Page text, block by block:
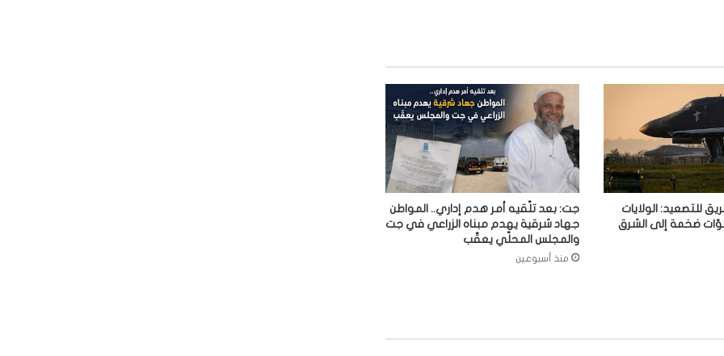
للتصعيد: الولايات
ضخمة إلى الشرق
جت: بعد تلّقيه أمر هدم إداري.. المواطن
جهاد شرقية يهدم مبناه الزراعي في جت
والمجلس المحلّي يعقّب
منذ أسبوعين